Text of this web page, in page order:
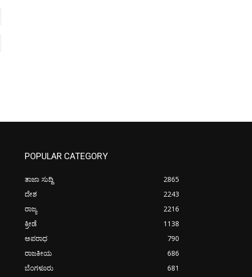
POPULAR CATEGORY
ತಾಜಾ ಸುದ್ದಿ
2865
ದೇಶ
2243
ರಾಜ್ಯ
2216
ಕ್ರೀಡೆ
1138
ಅಪರಾಧ
790
ರಾಜಕೀಯ
686
ಬೆಂಗಳೂರು
681